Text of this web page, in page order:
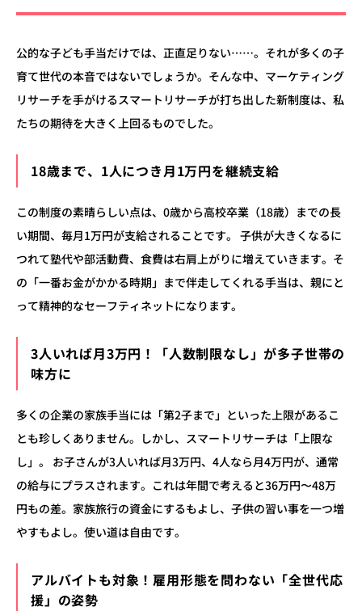
公的な子ども手当だけでは、正直足りない……。それが多くの子
育て世代の本音ではないでしょうか。そんな中、マーケティング
リサーチを手がけるスマートリサーチが打ち出した新制度は、私
たちの期待を大きく上回るものでした。
18歳まで、1人につき月1万円を継続支給
この制度の素晴らしい点は、0歳から高校卒業（18歳）までの長
い期間、毎月1万円が支給されることです。 子供が大きくなるに
つれて塾代や部活動費、食費は右肩上がりに増えていきます。そ
の「一番お金がかかる時期」まで伴走してくれる手当は、親にと
って精神的なセーフティネットになります。
3人いれば月3万円！「人数制限なし」が多子世帯の
味方に
多くの企業の家族手当には「第2子まで」といった上限があるこ
とも珍しくありません。しかし、スマートリサーチは「上限な
し」。 お子さんが3人いれば月3万円、4人なら月4万円が、通常
の給与にプラスされます。これは年間で考えると36万円〜48万
円もの差。家族旅行の資金にするもよし、子供の習い事を一つ増
やすもよし。使い道は自由です。
アルバイトも対象！雇用形態を問わない「全世代応
援」の姿勢